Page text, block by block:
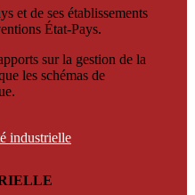
et de ses établissements
État-Pays.
sur la gestion de la
les schémas de
industrielle